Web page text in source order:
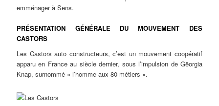
emménager à Sens.
PRÉSENTATION GÉNÉRALE DU MOUVEMENT DES
CASTORS
Les Castors auto constructeurs, c’est un mouvement coopératif
apparu en France au siècle dernier, sous l’impulsion de Gëorgia
Knap, surnommé « l’homme aux 80 métiers ».